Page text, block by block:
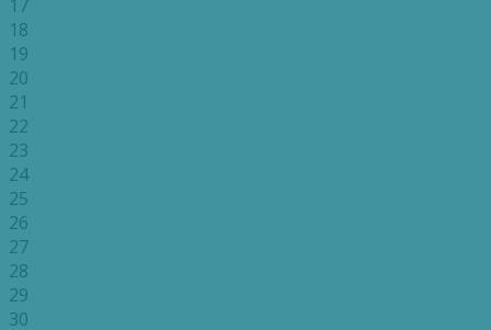
17
18
19
20
21
22
23
24
25
26
27
28
29
30